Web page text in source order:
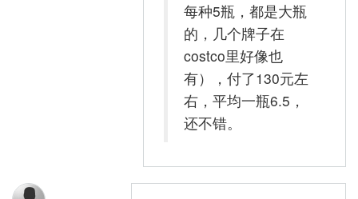
每种5瓶，都是大瓶
的，几个牌子在
costco里好像也
有），付了130元左
右，平均一瓶6.5，
还不错。